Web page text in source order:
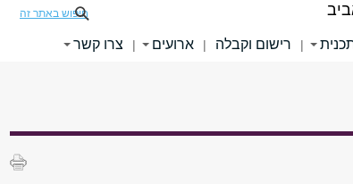
חיפוש באתר זה
| רישום וקבלה | ארועים | צרו קשר